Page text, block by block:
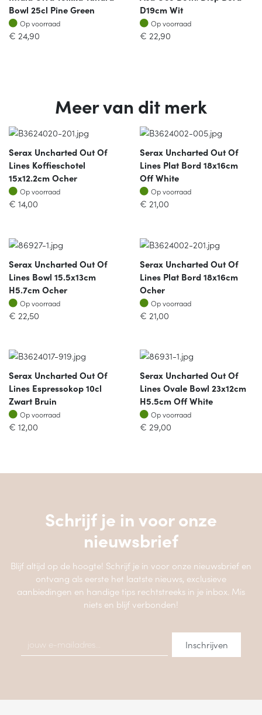
Bowl 25cl Pine Green
Op voorraad
Op voorraad
€ 24,90
D19cm Wit
Op voorraad
Op voorraad
€ 22,90
Meer van dit merk
Serax Uncharted Out Of
Lines Koffieschotel
15x12.2cm Ocher
Op voorraad
Op voorraad
€ 14,00
Serax Uncharted Out Of
Lines Plat Bord 18x16cm
Off White
Op voorraad
Op voorraad
€ 21,00
Serax Uncharted Out Of
Lines Bowl 15.5x13cm
H5.7cm Ocher
Op voorraad
Op voorraad
€ 22,50
Serax Uncharted Out Of
Lines Plat Bord 18x16cm
Ocher
Op voorraad
Op voorraad
€ 21,00
Serax Uncharted Out Of
Lines Espressokop 10cl
Zwart Bruin
Op voorraad
Op voorraad
€ 12,00
Serax Uncharted Out Of
Lines Ovale Bowl 23x12cm
H5.5cm Off White
Op voorraad
Op voorraad
€ 29,00
Schrijf je in voor onze
nieuwsbrief
Blijf altijd op de hoogte! Schrijf je in voor onze nieuwsbrief en
ontvang als eerste het laatste nieuws, exclusieve
aanbiedingen en handige tips rechtstreeks in je inbox. Mis
niets en blijf verbonden!